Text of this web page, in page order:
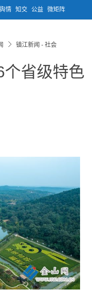
舆情 知交 公益 微矩阵
镇江新闻 - 社会
省级特色